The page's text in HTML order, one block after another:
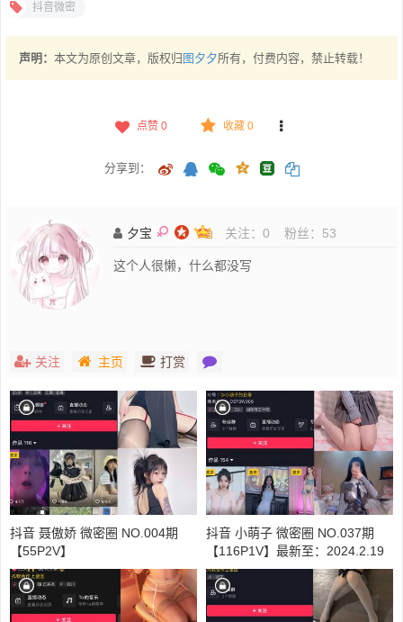
抖音微密
声明： 本文为原创文章，版权归 图夕夕所有，付费内容，禁止转载！
点赞 0 收藏 0
分享到：
夕宝 关注： 0 粉丝： 53
这个人很懒，什么都没写
关注 主页 打赏
抖音 聂傲娇 微密圈 NO.004期
【55P2V】
抖音 小萌子 微密圈 NO.037期
【116P1V】最新至：2024.2.19